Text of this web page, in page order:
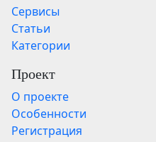
Сервисы
Статьи
Категории
Проект
О проекте
Особенности
Регистрация